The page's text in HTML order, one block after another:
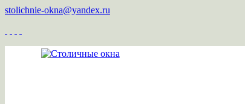
stolichnie-okna@yandex.ru